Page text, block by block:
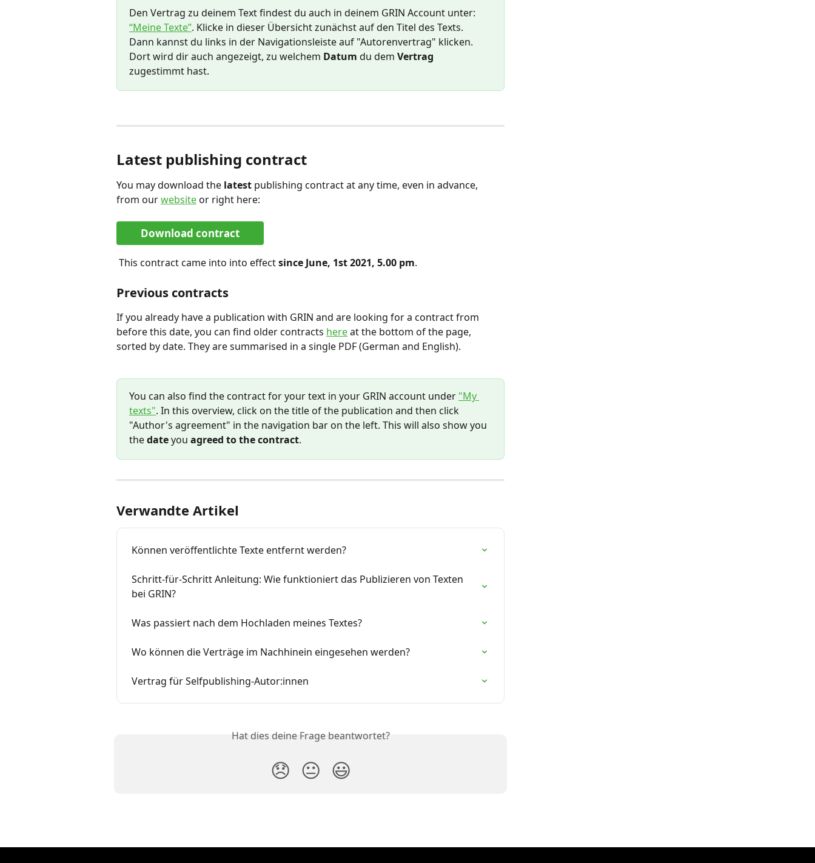
Den Vertrag zu deinem Text findest du auch in deinem GRIN Account unter:
“Meine Texte”. Klicke in dieser Übersicht zunächst auf den Titel des Texts.
Dann kannst du links in der Navigationsleiste auf "Autorenvertrag" klicken.
Dort wird dir auch angezeigt, zu welchem Datum du dem Vertrag
zugestimmt hast.
Latest publishing contract
You may download the latest publishing contract at any time, even in advance,
from our website or right here:
Download contract
This contract came into into effect since June, 1st 2021, 5.00 pm.
Previous contracts
If you already have a publication with GRIN and are looking for a contract from
before this date, you can find older contracts here at the bottom of the page,
sorted by date. They are summarised in a single PDF (German and English).
You can also find the contract for your text in your GRIN account under "My
texts". In this overview, click on the title of the publication and then click
"Author's agreement" in the navigation bar on the left. This will also show you
the date you agreed to the contract.
Verwandte Artikel
Können veröffentlichte Texte entfernt werden?
Schritt-für-Schritt Anleitung: Wie funktioniert das Publizieren von Texten
bei GRIN?
Was passiert nach dem Hochladen meines Textes?
Wo können die Verträge im Nachhinein eingesehen werden?
Vertrag für Selfpublishing-Autor:innen
Hat dies deine Frage beantwortet?
😞 😐 😃